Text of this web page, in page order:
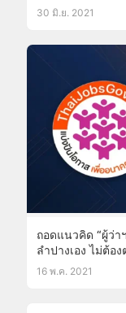
30 มิ.ย. 2021
ถอดแนวคิด “ผู้ว่
ลำปางเอง ไม่ต้อง
16 พ.ค. 2021